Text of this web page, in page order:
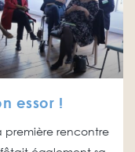
essor !
première rencontre